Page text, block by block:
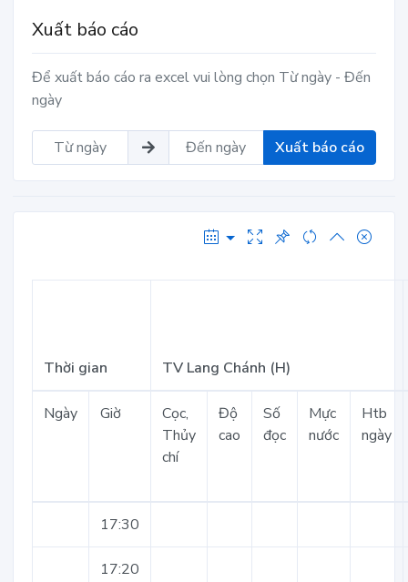
Xuất báo cáo
Để xuất báo cáo ra excel vui lòng chọn Từ ngày - Đến
ngày
Xuất báo cáo
Thời gian TV Lang Chánh (H)
Ngày Giờ
Cọc,
Thủy
chí
Độ
cao
Số
đọc
Mực
nước
Htb
ngày
17:30
17:20